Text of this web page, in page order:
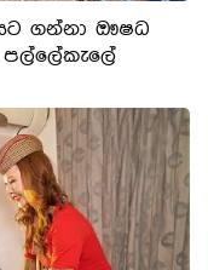
ගන්නා ඖෂධ